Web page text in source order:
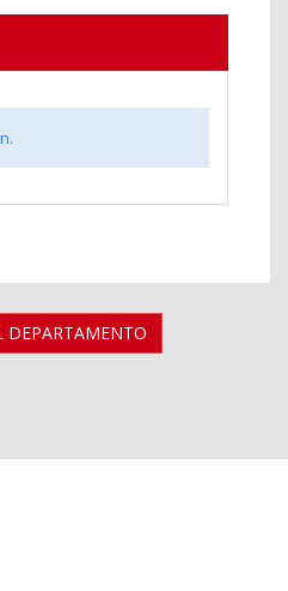
DEPARTAMENTO